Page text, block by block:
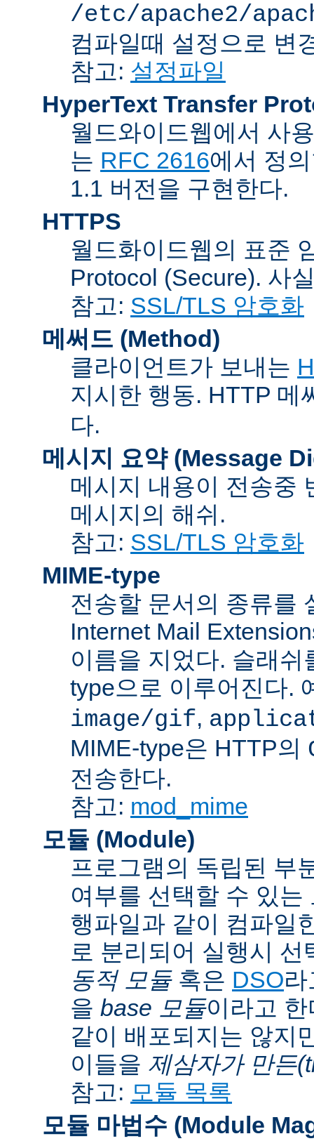
/etc/apache2/
컴파일때 설정으로 변
참고: 설정파일
HyperText Transfer
월드와이드웹에서 사
는 RFC 2616에서 정
1.1 버전을 구현한다.
HTTPS
월드화이드웹의 표준
Protocol (Secure). 사
참고: SSL/TLS 암호화
메써드 (Method)
클라이언트가 보내는
지시한 행동. HTTP 메
다.
메시지 요약 (Message
메시지 내용이 전송중
메시지의 해쉬.
참고: SSL/TLS 암호화
MIME-type
전송할 문서의 종류를
Internet Mail
이름을 지었다. 슬래
type으로 이루어진다.
image/gif,
MIME-type은 HTTP의
전송한다.
참고: mod_mime
모듈 (Module)
프로그램의 독립된 부
여부를 선택할 수 있
행파일과 같이 컴파일
로 분리되어 실행시
동적 모듈혹은 DSO
을 base 모듈이라고
같이 배포되지는 않지
이들을 제삼자가 만든
참고: 모듈 목록
모듈 마법수 (Module